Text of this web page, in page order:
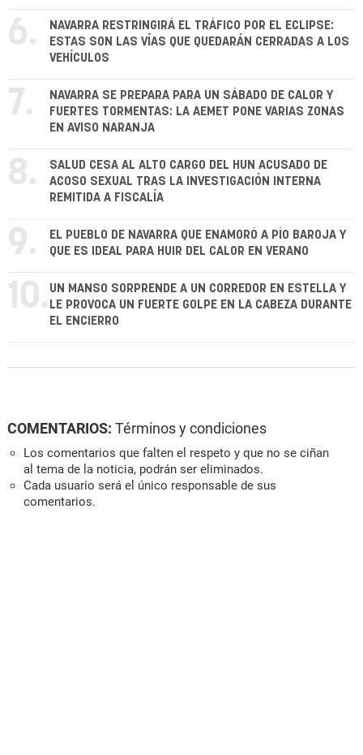
6.
NAVARRA RESTRINGIRÁ EL TRÁFICO POR EL ECLIPSE:
ESTAS SON LAS VÍAS QUE QUEDARÁN CERRADAS A LOS
VEHÍCULOS
7.
NAVARRA SE PREPARA PARA UN SÁBADO DE CALOR Y
FUERTES TORMENTAS: LA AEMET PONE VARIAS ZONAS
EN AVISO NARANJA
8.
SALUD CESA AL ALTO CARGO DEL HUN ACUSADO DE
ACOSO SEXUAL TRAS LA INVESTIGACIÓN INTERNA
REMITIDA A FISCALÍA
9.
EL PUEBLO DE NAVARRA QUE ENAMORÓ A PÍO BAROJA Y
QUE ES IDEAL PARA HUIR DEL CALOR EN VERANO
10. UN MANSO SORPRENDE A UN CORREDOR EN ESTELLA Y
LE PROVOCA UN FUERTE GOLPE EN LA CABEZA DURANTE
EL ENCIERRO
COMENTARIOS: Términos y condiciones
Los comentarios que falten el respeto y que no se ciñan
al tema de la noticia, podrán ser eliminados.
Cada usuario será el único responsable de sus
comentarios.